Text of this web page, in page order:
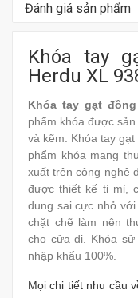
Đánh giá sản phẩm
Khóa tay
Herdu XL
Khóa tay gạt
phẩm khóa được
và kẽm. Khóa tay
phẩm khóa mang
xuất trên công nghệ
được thiết kế tỉ mỉ,
dung sai cực nhỏ
chặt chẽ làm nên
cho cửa đi. Khóa
nhập khẩu 100%.
Mọi chi tiết nhu cầu